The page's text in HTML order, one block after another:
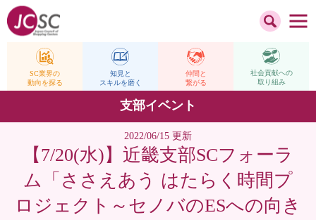
SC業界の
動向を探る
知見と
スキルを磨く
仲間と
繋がる
社会貢献への
取り組み
支部イベント
2022/06/15 更新
【7/20(水)】近畿支部SCフォーラ
ム「ささえあう はたらく時間プ
ロジェクト～セノバのESへの向き